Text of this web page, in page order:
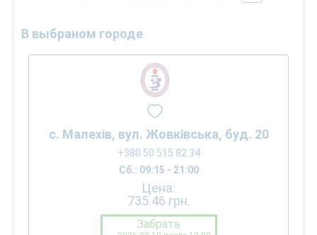
В выбраном городе
с. Малехів, вул. Жовківська, буд. 20
+380 50 515 82 34
Сб.: 09:15 - 21:00
Цена:
735.46 грн.
Забрать